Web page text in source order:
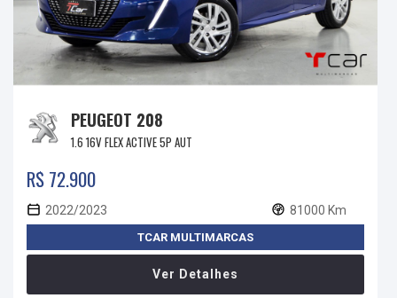
PEUGEOT 208
1.6 16V FLEX ACTIVE 5P AUT
R$ 72.900
2022/2023 81000 Km
TCAR MULTIMARCAS
Ver Detalhes